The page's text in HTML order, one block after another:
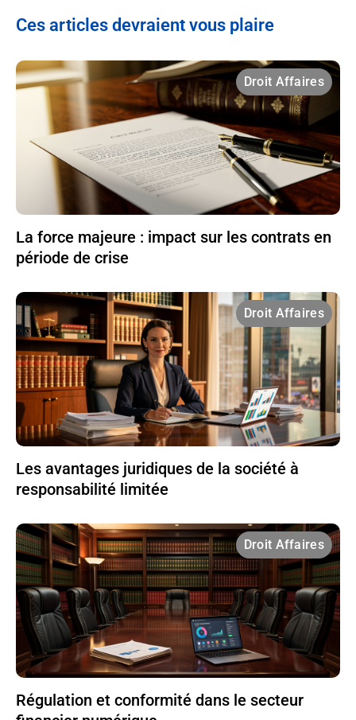
Ces articles devraient vous plaire
Droit Affaires
La force majeure : impact sur les contrats en
période de crise
Droit Affaires
Les avantages juridiques de la société à
responsabilité limitée
Droit Affaires
Régulation et conformité dans le secteur